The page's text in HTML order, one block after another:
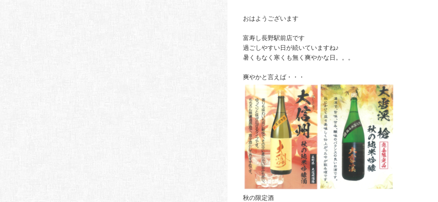
おはようございます
富寿し長野駅前店です
過ごしやすい日が続いていますね♪
暑くもなく寒くも無く爽やかな日。。。
爽やかと言えば・・・
秋の限定酒